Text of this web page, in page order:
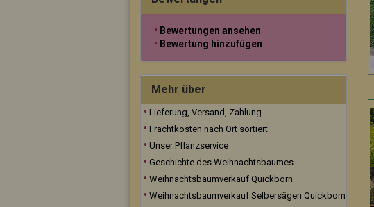
Bewertungen ansehen
Bewertung hinzufügen
Mehr über
Lieferung, Versand, Zahlung
Frachtkosten nach Ort sortiert
Unser Pflanzservice
Geschichte des Weihnachtsbaumes
Weihnachtsbaumverkauf Quickborn
Weihnachtsbaumverkauf Selbersägen Quickborn